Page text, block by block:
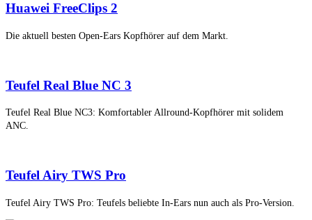
Huawei FreeClips 2
Die aktuell besten Open-Ears Kopfhörer auf dem Markt.
Teufel Real Blue NC 3
Teufel Real Blue NC3: Komfortabler Allround-Kopfhörer mit solidem
ANC.
Teufel Airy TWS Pro
Teufel Airy TWS Pro: Teufels beliebte In-Ears nun auch als Pro-Version.